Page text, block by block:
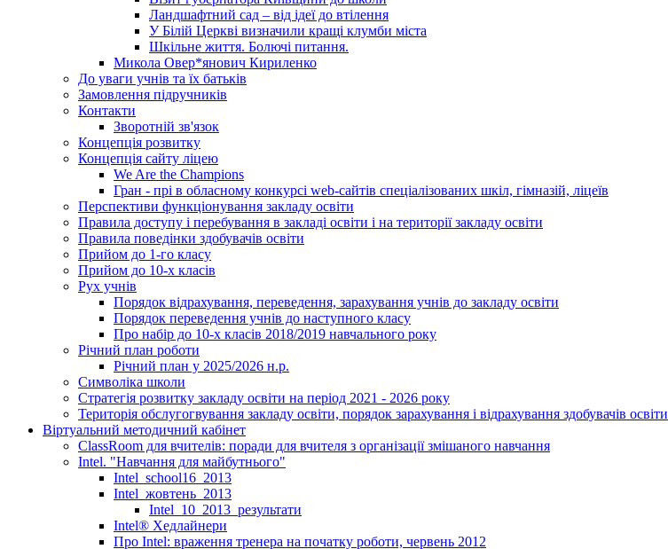
Ландшафтний сад – від ідеї до втілення
У Білій Церкві визначили кращі клумби міста
Шкільне життя. Болючі питання.
Микола Овер*янович Кириленко
До уваги учнів та їх батьків
Замовлення підручників
Контакти
Зворотній зв'язок
Концепція розвитку
Концепція сайту ліцею
We Are the Champions
Гран - прі в обласному конкурсі web-сайтів спеціалізованих шкіл, гімназій, ліцеїв
Перспективи функціонування закладу освіти
Правила доступу і перебування в закладі освіти і на території закладу освіти
Правила поведінки здобувачів освіти
Прийом до 1-го класу
Прийом до 10-х класів
Рух учнів
Порядок відрахування, переведення, зарахування учнів до закладу освіти
Порядок переведення учнів до наступного класу
Про набір до 10-х класів 2018/2019 навчального року
Річний план роботи
Річний план у 2025/2026 н.р.
Символіка школи
Стратегія розвитку закладу освіти на період 2021 - 2026 року
Територія обслугогвування закладу освіти, порядок зарахування і відрахування здобувачів освіти
Віртуальний методичний кабінет
ClassRoom для вчителів: поради для вчителя з організації змішаного навчання
Intel. "Навчання для майбутнього"
Intel_school16_2013
Intel_жовтень_2013
Intel_10_2013_результати
Іntel® Хедлайнери
Про Intel: враження тренера на початку роботи, червень 2012